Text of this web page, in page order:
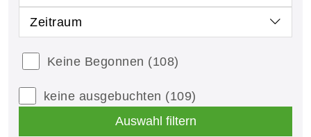
Zeitraum
Keine Begonnen (108)
keine ausgebuchten (109)
Auswahl filtern